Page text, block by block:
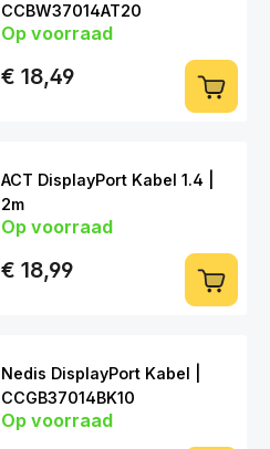
CCBW37014AT20
DP (m) > DP (m) | 2m
Op voorraad
€ 18,49
ACT DisplayPort Kabel 1.4 |
2m
DP (m) > DP (m)
Op voorraad
€ 18,99
Nedis DisplayPort Kabel |
CCGB37014BK10
DP (m) > DP (m) | 1m
Op voorraad